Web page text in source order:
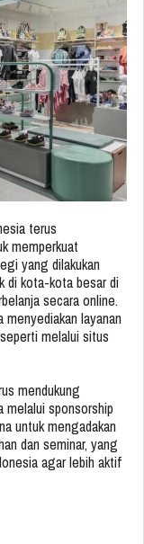
terus
memperkuat
yang dilakukan
di kota-kota besar di
secara online.
layanan
melalui situs
mendukung
melalui sponsorship
untuk mengadakan
dan seminar, yang
agar lebih aktif